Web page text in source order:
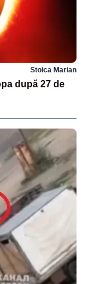
Stoica Marian
după 27 de